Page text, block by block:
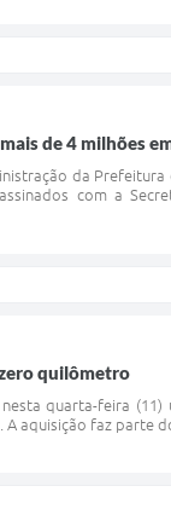
de 4 milhões
da
com a
quilômetro
quarta-feira
A aquisição faz parte